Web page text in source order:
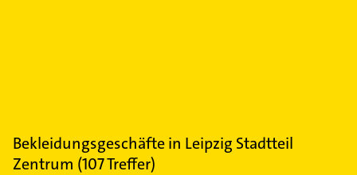
Bekleidungsgeschäftein Leipzig Stadtteil
Zentrum (107Treffer)